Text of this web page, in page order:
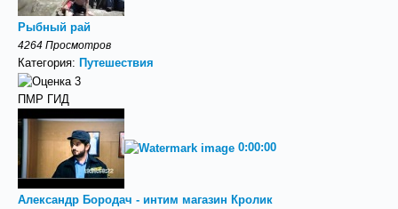
Рыбный рай
4264 Просмотров
Категория: Путешествия
ПМР ГИД
0:00:00
Александр Бородач - интим магазин Кролик